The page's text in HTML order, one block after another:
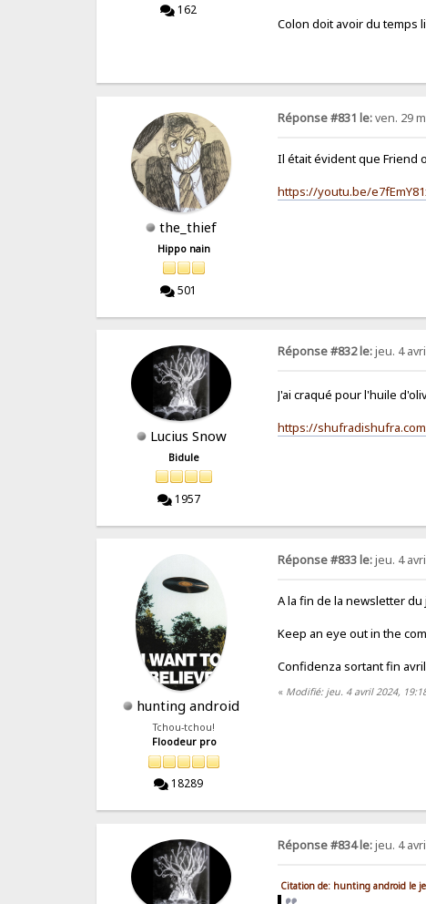
162
Colon doit avoir du
the_thief
Hippo nain
501
Réponse #831 le:ven. 29
Il était évident que Friend
https://youtu.be/
Lucius Snow
Bidule
1957
Réponse #832 le:jeu. 4
J'ai craqué pour l'huile
https://
hunting android
Tchou-tchou!
Floodeur pro
18289
Réponse #833 le:jeu. 4
A la fin de la newsletter du
Keep an eye out in the
Confidenza sortant fin
« Modifié: jeu. 4 avril 2024,
Réponse #834 le:jeu. 4
Citation de: hunting android le